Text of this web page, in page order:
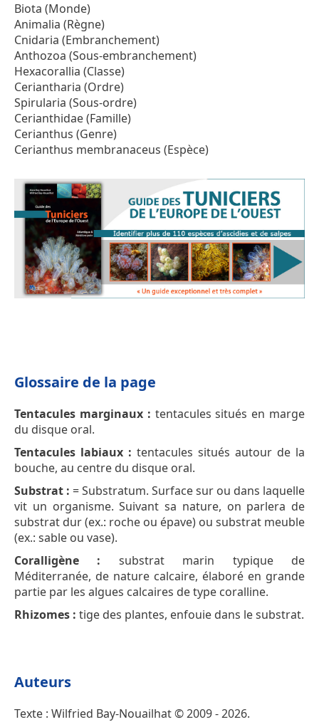
Biota (Monde)
Animalia (Règne)
Cnidaria (Embranchement)
Anthozoa (Sous-embranchement)
Hexacorallia (Classe)
Ceriantharia (Ordre)
Spirularia (Sous-ordre)
Cerianthidae (Famille)
Cerianthus (Genre)
Cerianthus membranaceus (Espèce)
Glossaire de la page
Tentacules marginaux : tentacules situés en marge
du disque oral.
Tentacules labiaux : tentacules situés autour de la
bouche, au centre du disque oral.
Substrat : = Substratum. Surface sur ou dans laquelle
vit un organisme. Suivant sa nature, on parlera de
substrat dur (ex.: roche ou épave) ou substrat meuble
(ex.: sable ou vase).
Coralligène : substrat marin typique de
Méditerranée, de nature calcaire, élaboré en grande
partie par les algues calcaires de type coralline.
Rhizomes : tige des plantes, enfouie dans le substrat.
Auteurs
Texte : Wilfried Bay-Nouailhat © 2009 - 2026.